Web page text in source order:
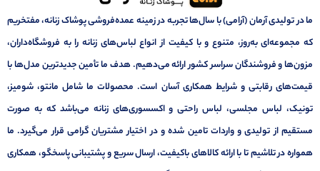
ما در تولیدی آرمان (آرامی) با سال‌ها تجربه در زمینه عمده‌فروشی پوشاک زنانه، مفتخریم
که مجموعه‌ای به‌روز، متنوع و با کیفیت از انواع لباس‌های زنانه را به فروشگاه‌داران،
مزون‌ها و فروشندگان سراسر کشور ارائه می‌دهیم. هدف ما تأمین جدیدترین مدل‌ها با
قیمت‌های رقابتی و شرایط همکاری آسان است. محصولات ما شامل مانتو، شومیز،
تونیک، لباس مجلسی، لباس راحتی و اکسسوری‌های زنانه می‌باشد که به صورت
مستقیم از تولیدی و واردات تامین شده و در اختیار مشتریان گرامی قرار می‌گیرد. ما
همواره در تلاشیم تا با ارائه کالاهای باکیفیت، ارسال سریع و پشتیبانی پاسخگو، همکاری